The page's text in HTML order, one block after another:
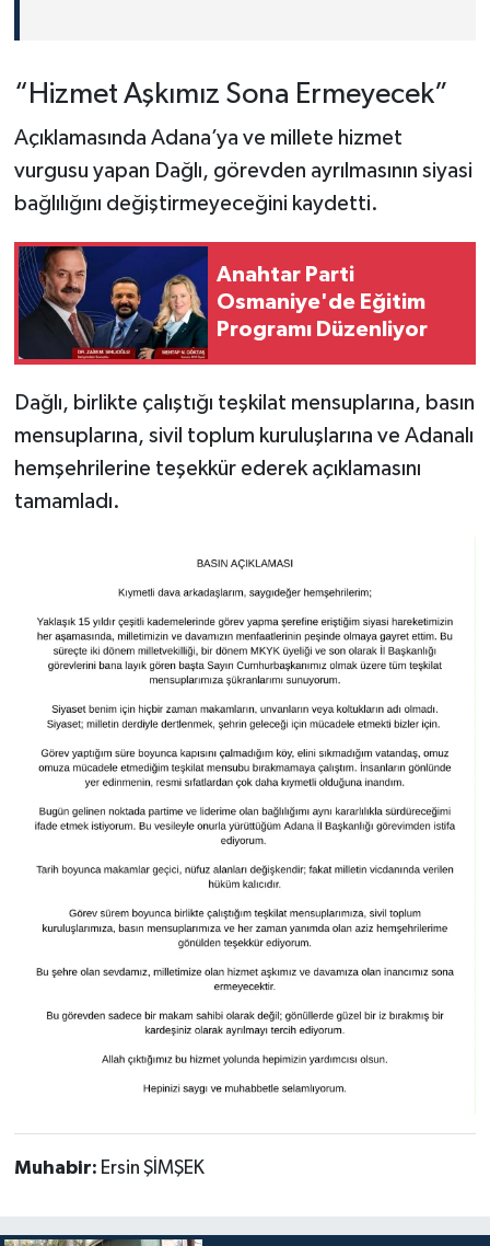
“Hizmet Aşkımız Sona Ermeyecek”
Açıklamasında Adana’ya ve millete hizmet
vurgusu yapan Dağlı, görevden ayrılmasının siyasi
bağlılığını değiştirmeyeceğini kaydetti.
Anahtar Parti
Osmaniye'de Eğitim
Programı Düzenliyor
Dağlı, birlikte çalıştığı teşkilat mensuplarına, basın
mensuplarına, sivil toplum kuruluşlarına ve Adanalı
hemşehrilerine teşekkür ederek açıklamasını
tamamladı.
Muhabir: Ersin ŞİMŞEK